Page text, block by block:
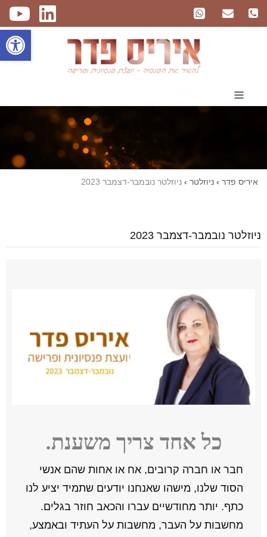
איריס פדר › ניוזלטר › ניוזלטר נובמבר-דצמבר 2023
ניוזלטר נובמבר-דצמבר 2023
כל אחד צריך משענת.
חבר או חברה קרובים, אח או אחות שהם אנשי
הסוד שלנו, מישהו שאנחנו יודעים שתמיד יציע לנו
כתף. יותר מחודשיים עברו והכאב חוזר בגלים.
מחשבות על העבר, מחשבות על העתיד ובאמצע,